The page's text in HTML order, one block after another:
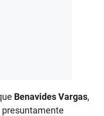
Benavides Vargas,
presuntamente